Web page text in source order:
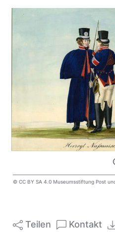
© CC BY SA 4.0 Museumsstiftung Post
Teilen Kontakt